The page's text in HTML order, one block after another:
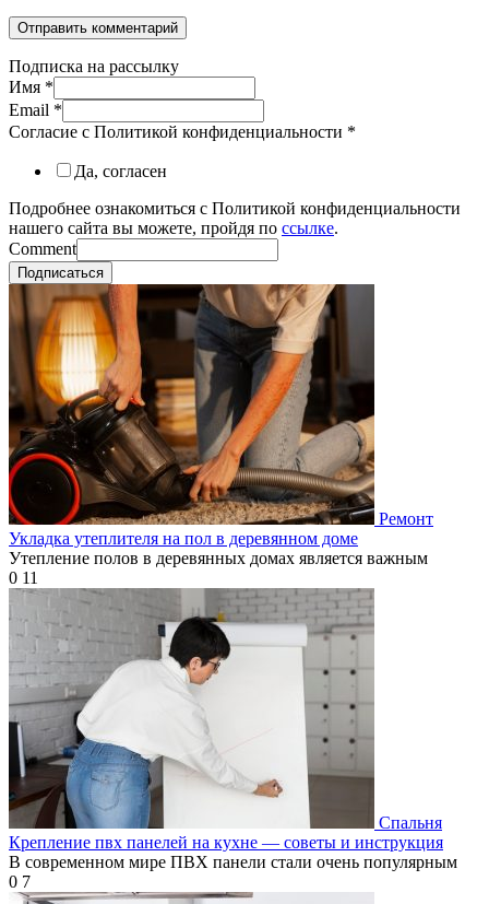
Подписка на рассылку
Имя *
Email *
Согласие с Политикой конфиденциальности *
Да, согласен
Подробнее ознакомиться с Политикой конфиденциальности
нашего сайта вы можете, пройдя по ссылке.
Comment
Подписаться
Ремонт
Укладка утеплителя на пол в деревянном доме
Утепление полов в деревянных домах является важным
0 11
Спальня
Крепление пвх панелей на кухне — советы и инструкция
В современном мире ПВХ панели стали очень популярным
0 7